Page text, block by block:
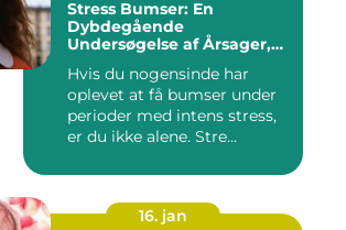
Stress Bumser: En
Dybdegående
Undersøgelse af Årsager,
Hvis du nogensinde har
oplevet at få bumser under
perioder med intens stress,
er du ikke alene. Stre...
16. jan